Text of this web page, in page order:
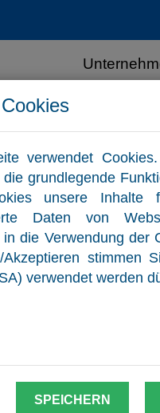
verwendet
grundlegende
unsere Inhalte
Daten von
in die Verwendung der
Akzeptieren stimmen
verwendet werden
SPEICHERN